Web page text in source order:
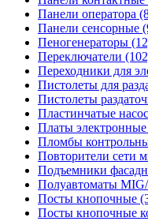
Панели оператора
Панели сенсорные
Пеногенераторы
Переключатели
Переходники для
Пистолеты для
Пистолеты
Пластинчатые
Платы
Пломбы
Повторители сети
Подъемники
Полуавтоматы
Посты кнопочные
Посты кнопочные